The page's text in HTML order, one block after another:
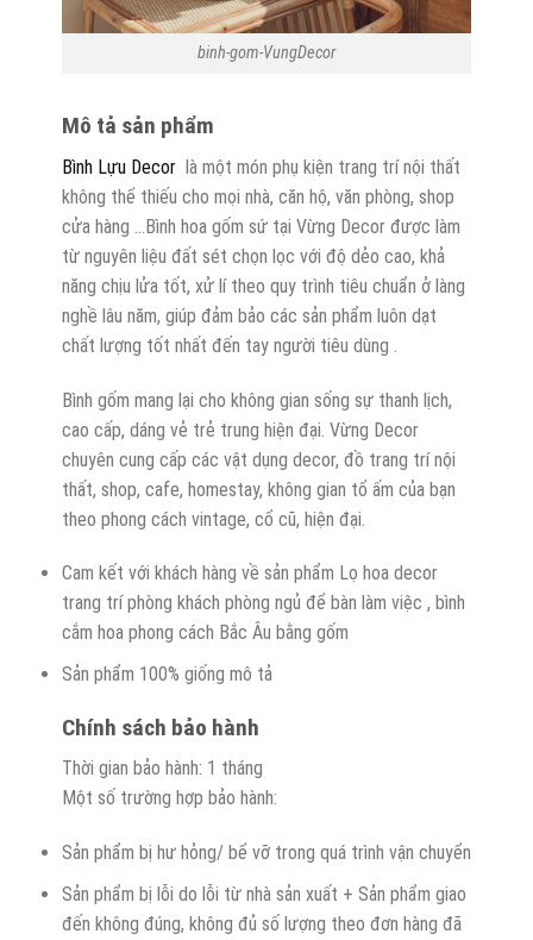
binh-gom-VungDecor
Mô tả sản phẩm
Bình Lựu Decor là một món phụ kiện trang trí nội thất
không thể thiếu cho mọi nhà, căn hộ, văn phòng, shop
cửa hàng …Bình hoa gốm sứ tại Vừng Decor được làm
từ nguyên liệu đất sét chọn lọc với độ dẻo cao, khả
năng chịu lửa tốt, xử lí theo quy trình tiêu chuẩn ở làng
nghề lâu năm, giúp đảm bảo các sản phẩm luôn dạt
chất lượng tốt nhất đến tay người tiêu dùng .
Bình gốm mang lại cho không gian sống sự thanh lịch,
cao cấp, dáng vẻ trẻ trung hiện đại. Vừng Decor
chuyên cung cấp các vật dụng decor, đồ trang trí nội
thất, shop, cafe, homestay, không gian tổ ấm của bạn
theo phong cách vintage, cổ cũ, hiện đại.
Cam kết với khách hàng về sản phẩm Lọ hoa decor
trang trí phòng khách phòng ngủ để bàn làm việc , bình
cắm hoa phong cách Bắc Âu bằng gốm
Sản phẩm 100% giống mô tả
Chính sách bảo hành
Thời gian bảo hành: 1 tháng
Một số trường hợp bảo hành:
Sản phẩm bị hư hỏng/ bể vỡ trong quá trình vận chuyển
Sản phẩm bị lỗi do lỗi từ nhà sản xuất + Sản phẩm giao
đến không đúng, không đủ số lượng theo đơn hàng đã